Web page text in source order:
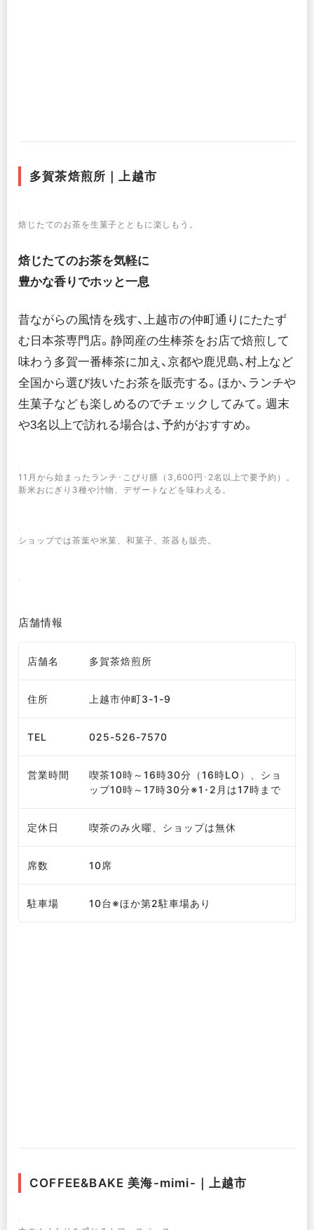
多賀茶焙煎所｜上越市
焙じたてのお茶を生菓子とともに楽しもう。
焙じたてのお茶を気軽に
豊かな香りでホッと一息
昔ながらの風情を残す、上越市の仲町通りにたたず
む日本茶専門店。静岡産の生棒茶をお店で焙煎して
味わう多賀一番棒茶に加え、京都や鹿児島、村上など
全国から選び抜いたお茶を販売する。ほか、ランチや
生菓子なども楽しめるのでチェックしてみて。週末
や3名以上で訪れる場合は、予約がおすすめ。
11月から始まったランチ･こびり膳（3,600円･2名以上で要予約）。
新米おにぎり3種や汁物、デザートなどを味わえる。
ショップでは茶葉や米菓、和菓子、茶器も販売。
店舗情報
店舗名 多賀茶焙煎所
住所 上越市仲町3-1-9
TEL 025-526-7570
営業時間
喫茶10時～16時30分（16時LO）、ショ
ップ10時～17時30分※1･2月は17時まで
定休日 喫茶のみ火曜、ショップは無休
席数 10席
駐車場 10台※ほか第2駐車場あり
COFFEE&BAKE 美海-mimi-｜上越市